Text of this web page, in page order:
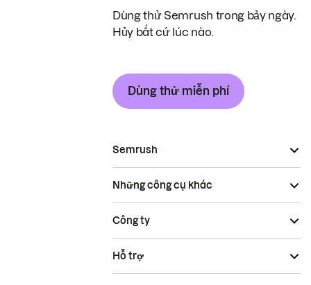
Dùng thử Semrush trong bảy ngày.
Hủy bất cứ lúc nào.
Dùng thử miễn phí
Semrush
Những công cụ khác
Công ty
Hỗ trợ